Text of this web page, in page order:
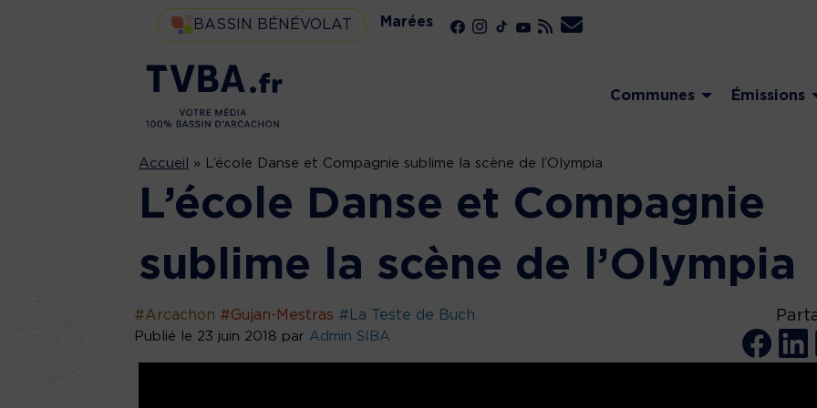
BASSIN BÉNÉVOLAT Marées
Communes Émissions
Accueil » L’école Danse et Compagnie sublime la scène de l’Olympia
L’école Danse et Compagnie
sublime la scène de l’Olympia
#Arcachon #Gujan-Mestras #La Teste de Buch
Publié le 23 juin 2018 par Admin SIBA